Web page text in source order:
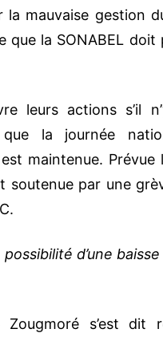
mauvaise gestion
que la SONABEL doit
leurs actions s’il
la journée
maintenue. Prévue
soutenue par une
possibilité d’une
Zougmoré s’est dit